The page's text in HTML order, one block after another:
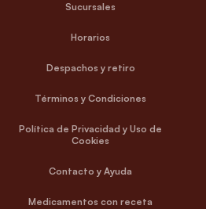
Sucursales
Horarios
Despachos y retiro
Términos y Condiciones
Política de Privacidad y Uso de
Cookies
Contacto y Ayuda
Medicamentos con receta